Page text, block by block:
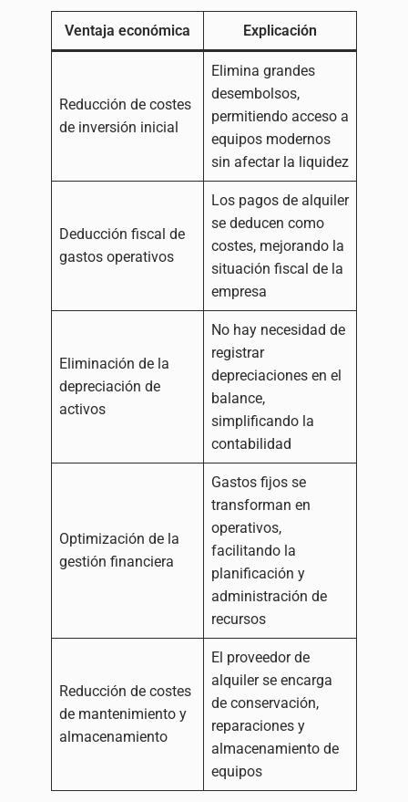
Ventaja económica Explicación
Reducción de costes
de inversión inicial
Elimina grandes
desembolsos,
permitiendo acceso a
equipos modernos
sin afectar la liquidez
Deducción fiscal de
gastos operativos
Los pagos de alquiler
se deducen como
costes, mejorando la
situación fiscal de la
empresa
Eliminación de la
depreciación de
activos
No hay necesidad de
registrar
depreciaciones en el
balance,
simplificando la
contabilidad
Optimización de la
gestión financiera
Gastos fijos se
transforman en
operativos,
facilitando la
planificación y
administración de
recursos
Reducción de costes
de mantenimiento y
almacenamiento
El proveedor de
alquiler se encarga
de conservación,
reparaciones y
almacenamiento de
equipos